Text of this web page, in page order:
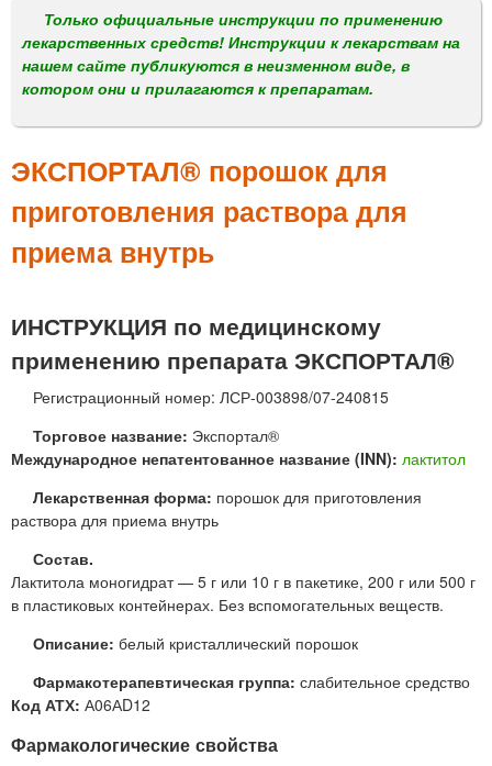
м
е
н
Только официальные инструкции по применению
лекарственных средств! Инструкции к лекарствам на
нашем сайте публикуются в неизменном виде, в
котором они и прилагаются к препаратам.
ЭКСПОРТАЛ® порошок для
приготовления раствора для
приема внутрь
ИНСТРУКЦИЯ по медицинскому
применению препарата ЭКСПОРТАЛ®
Регистрационный номер: ЛСР-003898/07-240815
Торговое название: Экспортал®
Международное непатентованное название (INN): лактитол
Лекарственная форма: порошок для приготовления
раствора для приема внутрь
Состав.
Лактитола моногидрат — 5 г или 10 г в пакетике, 200 г или 500 г
в пластиковых контейнерах. Без вспомогательных веществ.
Описание: белый кристаллический порошок
Фармакотерапевтическая группа: слабительное средство
Код АТХ: А06АD12
Фармакологические свойства